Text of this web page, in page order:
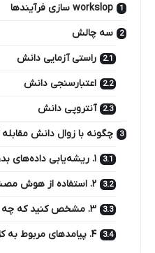
workslop سازی فرآیندها
سه چالش
راستی‌ آزمایی دانش
اعتبارسنجی دانش
آنتروپی دانش
چگونه با زوال دانش
۱. ریشه‌یابی داده‌های بدون ساختار را پیگیری کنید.
۲. استفاده از هوش مصنوعی مولد را محدود کنید.
۳. مشخص کنید که چه ارزشی افزوده می‌شود.
۴. پیامدهای مربوط به کل فرآیند را درک کنید.